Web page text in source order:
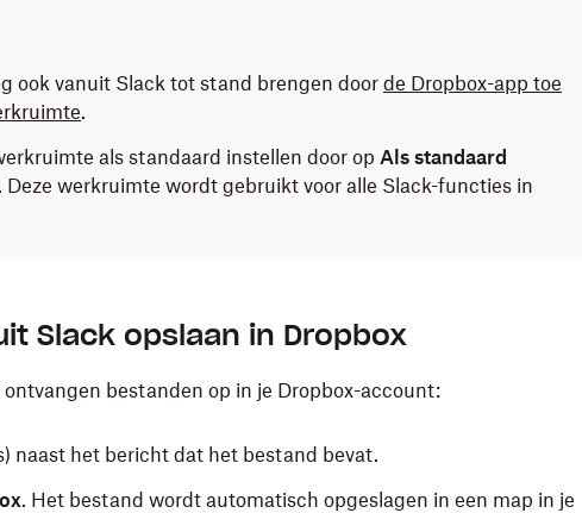
ook vanuit Slack tot stand brengen door de Dropbox-app toe
.
als standaard instellen door op Als standaard
Deze werkruimte wordt gebruikt voor alle Slack-functies in
Slack opslaan in Dropbox
ontvangen bestanden op in je Dropbox-account:
naast het bericht dat het bestand bevat.
. Het bestand wordt automatisch opgeslagen in een map in je